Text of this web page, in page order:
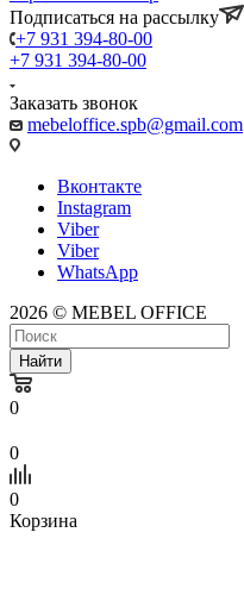
Подписаться на рассылку
+7 931 394-80-00
+7 931 394-80-00
Заказать звонок
mebeloffice.spb@gmail.com
Вконтакте
Instagram
Viber
Viber
WhatsApp
2026 © MEBEL OFFICE
Найти
0
0
0
Корзина